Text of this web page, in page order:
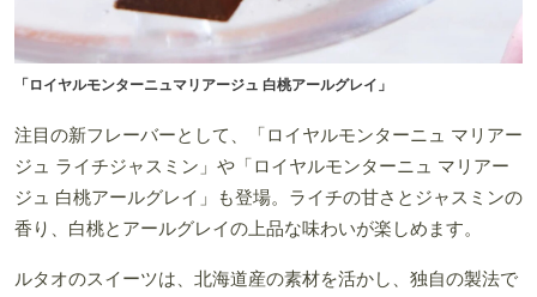
「ロイヤルモンターニュマリアージュ 白桃アールグレイ」
注目の新フレーバーとして、「ロイヤルモンターニュ マリアー
ジュ ライチジャスミン」や「ロイヤルモンターニュ マリアー
ジュ 白桃アールグレイ」も登場。ライチの甘さとジャスミンの
香り、白桃とアールグレイの上品な味わいが楽しめます。
ルタオのスイーツは、北海道産の素材を活かし、独自の製法で